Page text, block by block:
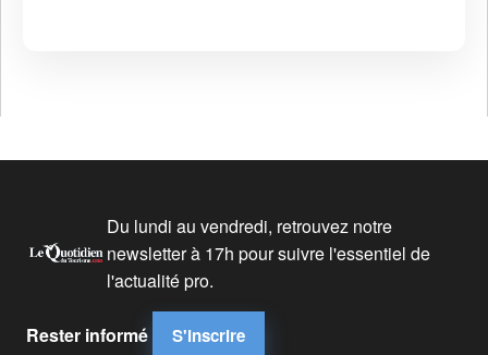
Du lundi au vendredi, retrouvez notre
newsletter à 17h pour suivre l'essentiel de
l'actualité pro.
Rester informé S'inscrire